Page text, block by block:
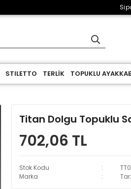
STILETTO TERLİK TOPUKLU
Titan Dolgu Topuklu
702,06 TL
Stok Kodu
Marka